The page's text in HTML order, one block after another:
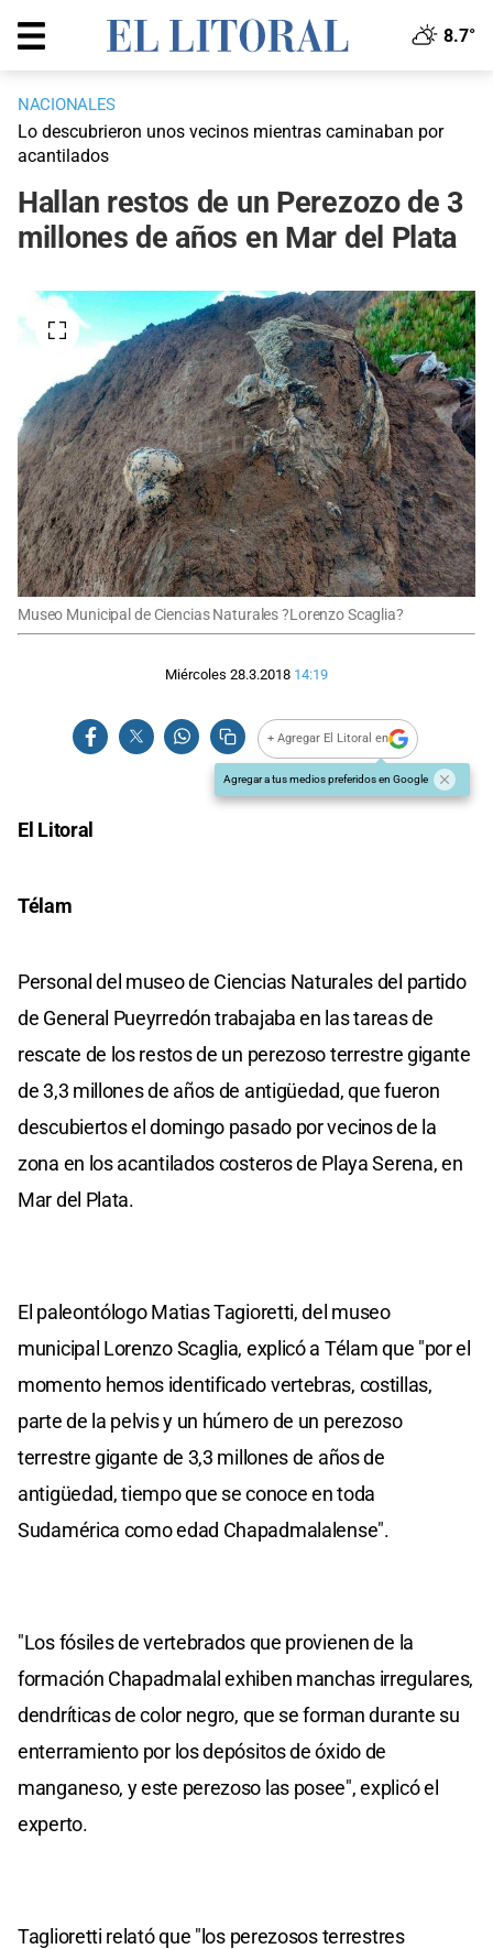
8.7°
NACIONALES
Lo descubrieron unos vecinos mientras caminaban por
acantilados
Hallan restos de un Perezozo de 3
millones de años en Mar del Plata
Museo Municipal de Ciencias Naturales ?Lorenzo Scaglia?
Miércoles 28.3.2018 14:19
+ Agregar El Litoral en
Agregar a tus medios preferidos en Google
El Litoral
Télam
Personal del museo de Ciencias Naturales del partido
de General Pueyrredón trabajaba en las tareas de
rescate de los restos de un perezoso terrestre gigante
de 3,3 millones de años de antigüedad, que fueron
descubiertos el domingo pasado por vecinos de la
zona en los acantilados costeros de Playa Serena, en
Mar del Plata.
El paleontólogo Matias Tagioretti, del museo
municipal Lorenzo Scaglia, explicó a Télam que "por el
momento hemos identificado vertebras, costillas,
parte de la pelvis y un húmero de un perezoso
terrestre gigante de 3,3 millones de años de
antigüedad, tiempo que se conoce en toda
Sudamérica como edad Chapadmalalense".
"Los fósiles de vertebrados que provienen de la
formación Chapadmalal exhiben manchas irregulares,
dendríticas de color negro, que se forman durante su
enterramiento por los depósitos de óxido de
manganeso, y este perezoso las posee", explicó el
experto.
Taglioretti relató que "los perezosos terrestres